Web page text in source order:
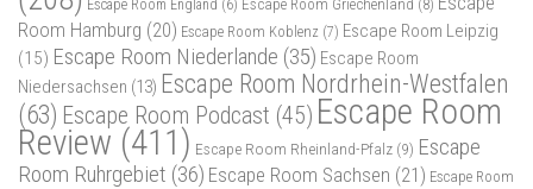
Escape Room England (6) Escape Room Griechenland (8)
Room Hamburg (20) Escape Room Koblenz (7) Escape Room Leipzig
(15) Escape Room Niederlande (35) Escape Room
Niedersachsen (13) Escape Room Nordrhein-Westfalen
(63) Escape Room Podcast (45) Escape Room
Review (411) Escape Room Rheinland-Pfalz (9) Escape
Room Ruhrgebiet (36) Escape Room Sachsen (21) Escape Room